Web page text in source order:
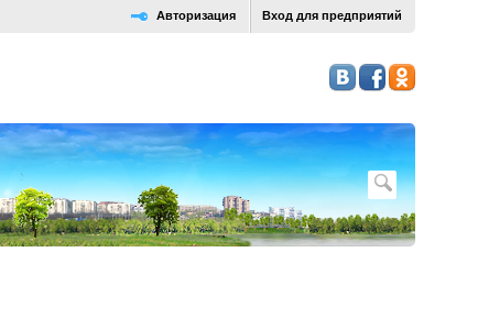
Вход для предприятий
Авторизация